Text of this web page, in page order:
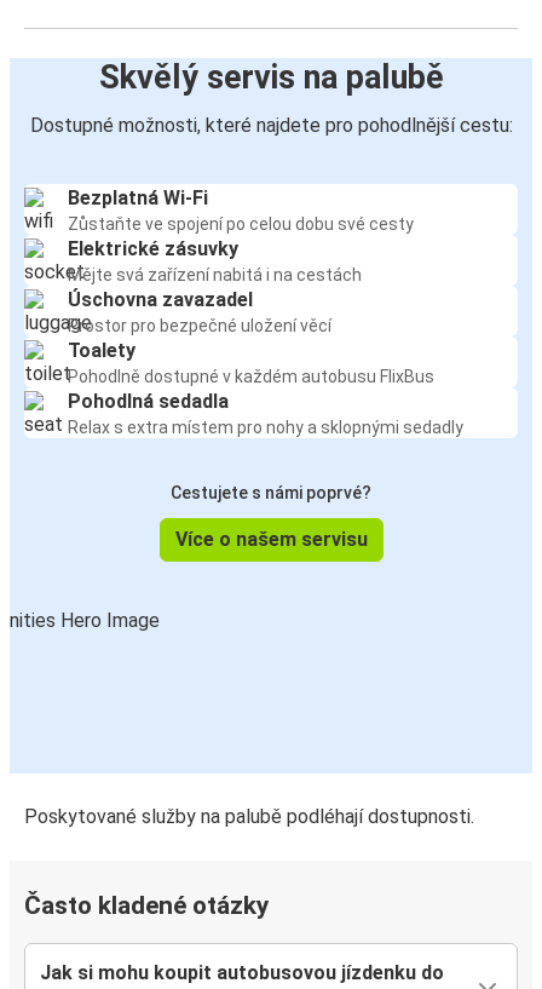
Skvělý servis na palubě
Dostupné možnosti, které najdete pro pohodlnější cestu:
Bezplatná Wi-Fi
Zůstaňte ve spojení po celou dobu své cesty
Elektrické zásuvky
Mějte svá zařízení nabitá i na cestách
Úschovna zavazadel
Prostor pro bezpečné uložení věcí
Toalety
Pohodlně dostupné v každém autobusu FlixBus
Pohodlná sedadla
Relax s extra místem pro nohy a sklopnými sedadly
Cestujete s námi poprvé?
Více o našem servisu
Poskytované služby na palubě podléhají dostupnosti.
Často kladené otázky
Jak si mohu koupit autobusovou jízdenku do